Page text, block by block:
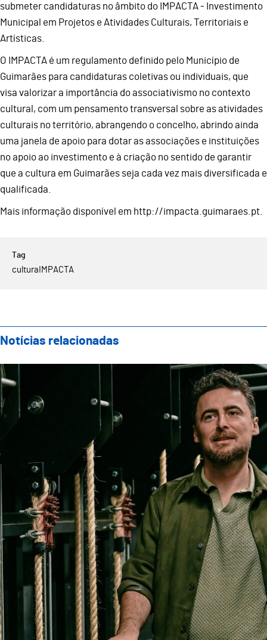
submeter candidaturas no âmbito do IMPACTA - Investimento
Municipal em Projetos e Atividades Culturais, Territoriais e
Artísticas.
O IMPACTA é um regulamento definido pelo Município de
Guimarães para candidaturas coletivas ou individuais, que
visa valorizar a importância do associativismo no contexto
cultural, com um pensamento transversal sobre as atividades
culturais no território, abrangendo o concelho, abrindo ainda
uma janela de apoio para dotar as associações e instituições
no apoio ao investimento e à criação no sentido de garantir
que a cultura em Guimarães seja cada vez mais diversificada e
qualificada.
Mais informação disponível em http://impacta.guimaraes.pt.
cultura IMPACTA
Notícias relacionadas
Teatro Oficina apresenta nova direção artística com